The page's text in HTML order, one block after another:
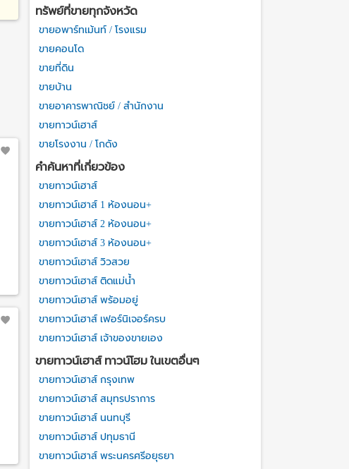
ทรัพย์ที่ขายทุกจังหวัด
ขายอพาร์ทเม้นท์ / โรงแรม
ขายคอนโด
ขายที่ดิน
ขายบ้าน
ขายอาคารพาณิชย์ / สำนักงาน
ขายทาวน์เฮาส์
ขายโรงงาน / โกดัง
คำค้นหาที่เกี่ยวข้อง
ขายทาวน์เฮาส์
ขายทาวน์เฮาส์ 1 ห้องนอน+
ขายทาวน์เฮาส์ 2 ห้องนอน+
ขายทาวน์เฮาส์ 3 ห้องนอน+
ขายทาวน์เฮาส์ วิวสวย
ขายทาวน์เฮาส์ ติดแม่น้ำ
ขายทาวน์เฮาส์ พร้อมอยู่
ขายทาวน์เฮาส์ เฟอร์นิเจอร์ครบ
ขายทาวน์เฮาส์ เจ้าของขายเอง
ขายทาวน์เฮาส์ ทาวน์โฮม ในเขตอื่นๆ
ขายทาวน์เฮาส์ กรุงเทพ
ขายทาวน์เฮาส์ สมุทรปราการ
ขายทาวน์เฮาส์ นนทบุรี
ขายทาวน์เฮาส์ ปทุมธานี
ขายทาวน์เฮาส์ พระนครศรีอยุธยา